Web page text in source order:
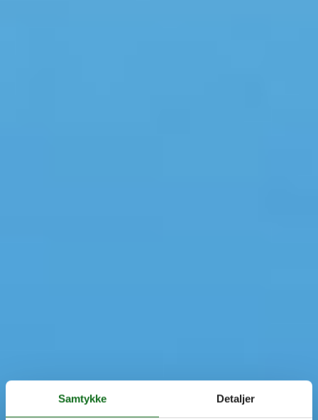
Samtykke Detaljer